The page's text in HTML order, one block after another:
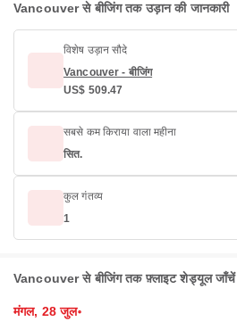
Vancouver से बीजिंग तक उड़ान की जानकारी
विशेष उड़ान सौदे
Vancouver - बीजिंग
US$ 509.47
सबसे कम किराया वाला महीना
सित.
कुल गंतव्य
1
Vancouver से बीजिंग तक फ़्लाइट शेड्यूल जाँचें
मंगल, 28 जुल॰